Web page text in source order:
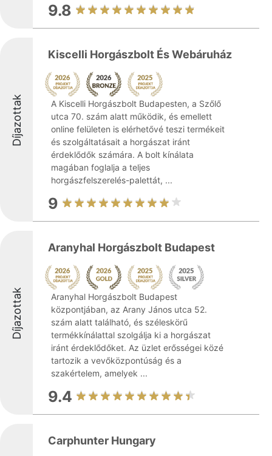
9.8
Díjazottak
Kiscelli Horgászbolt És Webáruház
A Kiscelli Horgászbolt Budapesten, a Szőlő
utca 70. szám alatt működik, és emellett
online felületen is elérhetővé teszi termékeit
és szolgáltatásait a horgászat iránt
érdeklődők számára. A bolt kínálata
magában foglalja a teljes
horgászfelszerelés-palettát, ...
9
Díjazottak
Aranyhal Horgászbolt Budapest
Aranyhal Horgászbolt Budapest
központjában, az Arany János utca 52.
szám alatt található, és széleskörű
termékkínálattal szolgálja ki a horgászat
iránt érdeklődőket. Az üzlet erősségei közé
tartozik a vevőközpontúság és a
szakértelem, amelyek ...
9.4
Carphunter Hungary